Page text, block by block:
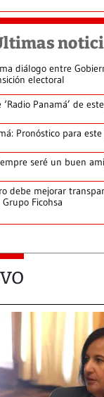
diálogo entre
electoral
Panamá’ de
Pronóstico para
seré un buen
debe mejorar
Ficohsa